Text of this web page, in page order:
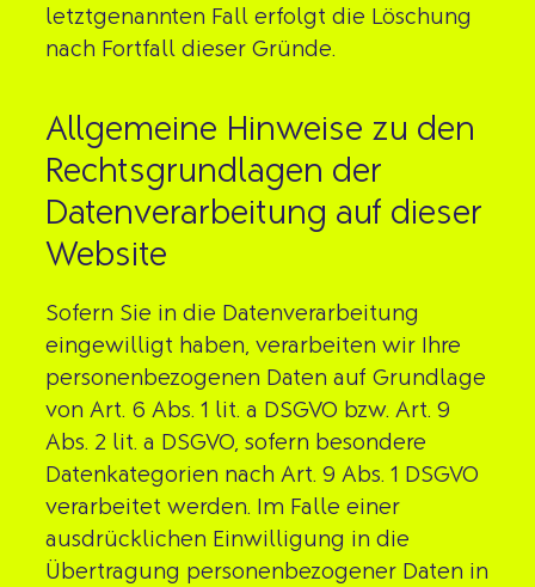
letztgenannten Fall erfolgt die Löschung
nach Fortfall dieser Gründe.
Allgemeine Hinweise zu den
Rechtsgrundlagen der
Datenverarbeitung auf dieser
Website
Sofern Sie in die Datenverarbeitung
eingewilligt haben, verarbeiten wir Ihre
personenbezogenen Daten auf Grundlage
von Art. 6 Abs. 1 lit. a DSGVO bzw. Art. 9
Abs. 2 lit. a DSGVO, sofern besondere
Datenkategorien nach Art. 9 Abs. 1 DSGVO
verarbeitet werden. Im Falle einer
ausdrücklichen Einwilligung in die
Übertragung personenbezogener Daten in